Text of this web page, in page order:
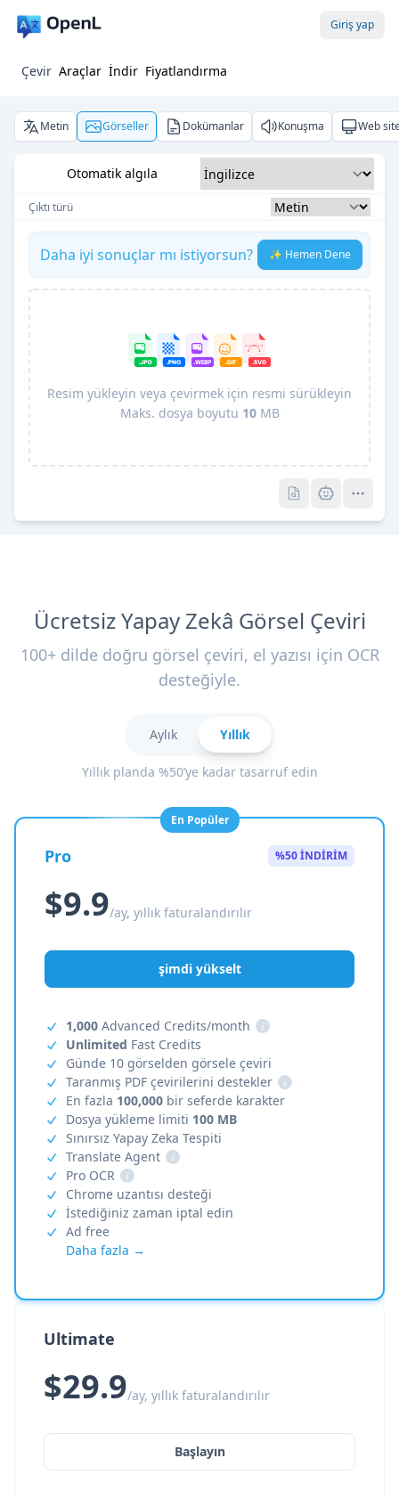
Giriş yap
Çevir Araçlar İndir Fiyatlandırma
Metin Görseller Dokümanlar Konuşma Web
Otomatik algıla
Çıktı türü
Daha iyi sonuçlar mı istiyorsun? ✨ Hemen Dene
Resim yükleyin veya çevirmek için resmi sürükleyin
Maks. dosya boyutu 10MB
Ücretsiz Yapay Zekâ Görsel Çeviri
100+ dilde doğru görsel çeviri, el yazısı için OCR
desteğiyle.
Aylık Yıllık
Yıllık planda %50’ye kadar tasarruf edin
En Popüler
Pro %50 İNDİRİM
$9.9/ay, yıllık faturalandırılır
şimdi yükselt
1,000 Advanced Credits/month
i
Unlimited Fast Credits
Günde 10 görselden görsele çeviri
Taranmış PDF çevirilerini destekler
i
En fazla 100,000 bir seferde karakter
Dosya yükleme limiti 100 MB
Sınırsız Yapay Zeka Tespiti
Translate Agent
i
Pro OCR
i
Chrome uzantısı desteği
İstediğiniz zaman iptal edin
Ad free
Daha fazla →
Ultimate
$29.9/ay, yıllık faturalandırılır
Başlayın